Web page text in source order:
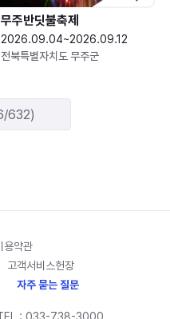
무주반딧불축제
2026.09.04~2026.09.12
전북특별자치도 무주군
632)
용약관
고객서비스헌장
자주 묻는 질문